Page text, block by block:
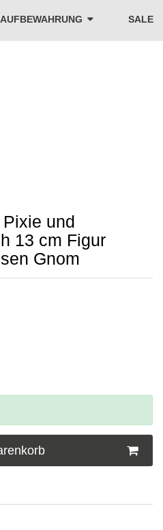
SALE
und
13 cm Figur
Gnom